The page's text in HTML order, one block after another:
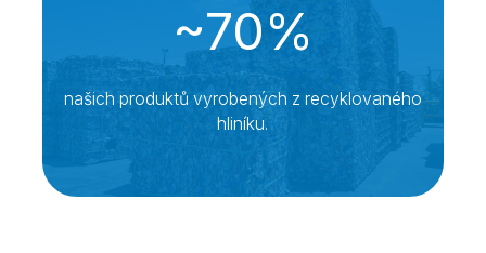
~70%
našich produktů vyrobených z recyklovaného
hliníku.